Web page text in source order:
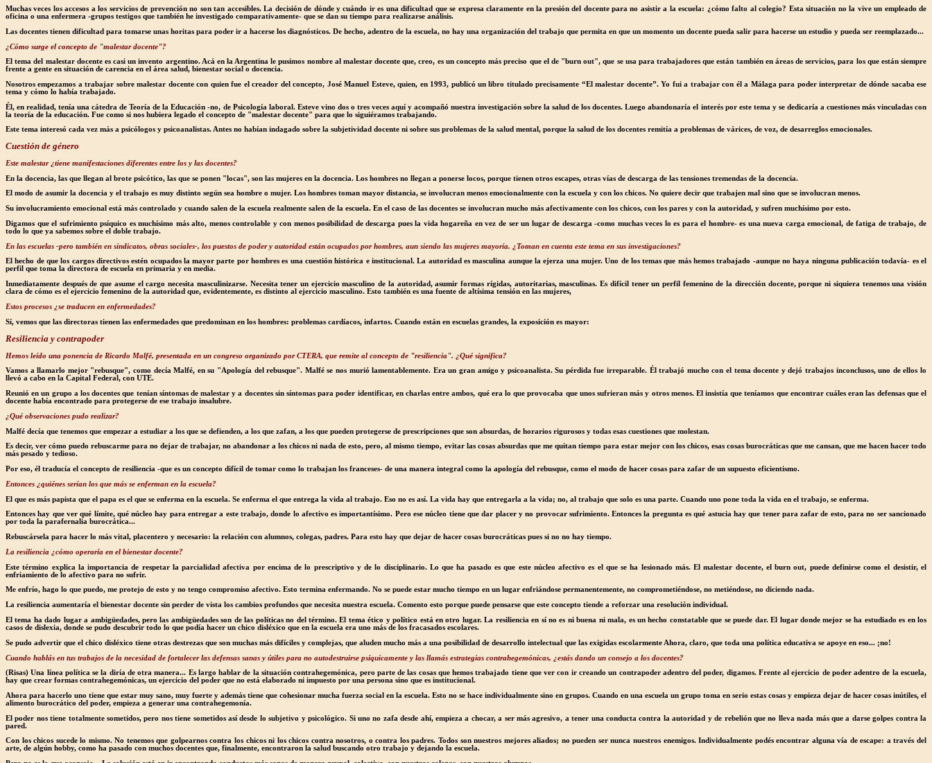
Muchas veces los accesos a los servicios de prevención no son tan accesibles. La decisión de dónde y cuándo ir es una dificultad que se expresa claramente en la presión del docente para no asistir a la escuela: ¿cómo falto al colegio? Esta situación no la vive un empleado de
oficina o una enfermera -grupos testigos que también he investigado comparativamente- que se dan su tiempo para realizarse análisis.
Las docentes tienen dificultad para tomarse unas horitas para poder ir a hacerse los diagnósticos. De hecho, adentro de la escuela, no hay una organización del trabajo que permita en que un momento un docente pueda salir para hacerse un estudio y pueda ser reemplazado...
¿Cómo surge el concepto de "malestar docente"?
El tema del malestar docente es casi un invento argentino. Acá en la Argentina le pusimos nombre al malestar docente que, creo, es un concepto más preciso que el de "burn out", que se usa para trabajadores que están también en áreas de servicios, para los que están siempre
frente a gente en situación de carencia en el área salud, bienestar social o docencia.
Nosotros empezamos a trabajar sobre malestar docente con quien fue el creador del concepto, José Manuel Esteve, quien, en 1993, publicó un libro titulado precisamente “El malestar docente”. Yo fui a trabajar con él a Málaga para poder interpretar de dónde sacaba ese
tema y cómo lo había trabajado.
Él, en realidad, tenía una cátedra de Teoría de la Educación -no, de Psicología laboral. Esteve vino dos o tres veces aquí y acompañó nuestra investigación sobre la salud de los docentes. Luego abandonaría el interés por este tema y se dedicaría a cuestiones más vinculadas con
la teoría de la educación. Fue como si nos hubiera legado el concepto de "malestar docente" para que lo siguiéramos trabajando.
Este tema interesó cada vez más a psicólogos y psicoanalistas. Antes no habían indagado sobre la subjetividad docente ni sobre sus problemas de la salud mental, porque la salud de los docentes remitía a problemas de várices, de voz, de desarreglos emocionales.
Cuestión de género
Este malestar ¿tiene manifestaciones diferentes entre los y las docentes?
En la docencia, las que llegan al brote psicótico, las que se ponen "locas", son las mujeres en la docencia. Los hombres no llegan a ponerse locos, porque tienen otros escapes, otras vías de descarga de las tensiones tremendas de la docencia.
El modo de asumir la docencia y el trabajo es muy distinto según sea hombre o mujer. Los hombres toman mayor distancia, se involucran menos emocionalmente con la escuela y con los chicos. No quiere decir que trabajen mal sino que se involucran menos.
Su involucramiento emocional está más controlado y cuando salen de la escuela realmente salen de la escuela. En el caso de las docentes se involucran mucho más afectivamente con los chicos, con los pares y con la autoridad, y sufren muchísimo por esto.
Digamos que el sufrimiento psíquico es muchísimo más alto, menos controlable y con menos posibilidad de descarga pues la vida hogareña en vez de ser un lugar de descarga -como muchas veces lo es para el hombre- es una nueva carga emocional, de fatiga de trabajo, de
todo lo que ya sabemos sobre el doble trabajo.
En las escuelas -pero también en sindicatos, obras sociales-, los puestos de poder y autoridad están ocupados por hombres, aun siendo las mujeres mayoría. ¿Toman en cuenta este tema en sus investigaciones?
El hecho de que los cargos directivos estén ocupados la mayor parte por hombres es una cuestión histórica e institucional. La autoridad es masculina aunque la ejerza una mujer. Uno de los temas que más hemos trabajado -aunque no haya ninguna publicación todavía- es el
perfil que toma la directora de escuela en primaria y en media.
Inmediatamente después de que asume el cargo necesita masculinizarse. Necesita tener un ejercicio masculino de la autoridad, asumir formas rígidas, autoritarias, masculinas. Es difícil tener un perfil femenino de la dirección docente, porque ni siquiera tenemos una visión
clara de cómo es el ejercicio femenino de la autoridad que, evidentemente, es distinto al ejercicio masculino. Esto también es una fuente de altísima tensión en las mujeres,
Estos procesos ¿se traducen en enfermedades?
Sí, vemos que las directoras tienen las enfermedades que predominan en los hombres: problemas cardíacos, infartos. Cuando están en escuelas grandes, la exposición es mayor:
Resiliencia y contrapoder
Hemos leído una ponencia de Ricardo Malfé, presentada en un congreso organizado por CTERA, que remite al concepto de "resiliencia". ¿Qué significa?
Vamos a llamarlo mejor "rebusque", como decía Malfé, en su "Apología del rebusque". Malfé se nos murió lamentablemente. Era un gran amigo y psicoanalista. Su pérdida fue irreparable. Él trabajó mucho con el tema docente y dejó trabajos inconclusos, uno de ellos lo
llevó a cabo en la Capital Federal, con UTE.
Reunió en un grupo a los docentes que tenían síntomas de malestar y a docentes sin síntomas para poder identificar, en charlas entre ambos, qué era lo que provocaba que unos sufrieran más y otros menos. El insistía que teníamos que encontrar cuáles eran las defensas que el
docente había encontrado para protegerse de ese trabajo insalubre.
¿Qué observaciones pudo realizar?
Malfé decía que tenemos que empezar a estudiar a los que se defienden, a los que zafan, a los que pueden protegerse de prescripciones que son absurdas, de horarios rigurosos y todas esas cuestiones que molestan.
Es decir, ver cómo puedo rebuscarme para no dejar de trabajar, no abandonar a los chicos ni nada de esto, pero, al mismo tiempo, evitar las cosas absurdas que me quitan tiempo para estar mejor con los chicos, esas cosas burocráticas que me cansan, que me hacen hacer todo
más pesado y tedioso.
Por eso, él traducía el concepto de resiliencia -que es un concepto difícil de tomar como lo trabajan los franceses- de una manera integral como la apología del rebusque, como el modo de hacer cosas para zafar de un supuesto eficientismo.
Entonces ¿quiénes serían los que más se enferman en la escuela?
El que es más papista que el papa es el que se enferma en la escuela. Se enferma el que entrega la vida al trabajo. Eso no es así. La vida hay que entregarla a la vida; no, al trabajo que solo es una parte. Cuando uno pone toda la vida en el trabajo, se enferma.
Entonces hay que ver qué límite, qué núcleo hay para entregar a este trabajo, donde lo afectivo es importantísimo. Pero ese núcleo tiene que dar placer y no provocar sufrimiento. Entonces la pregunta es qué astucia hay que tener para zafar de esto, para no ser sancionado
por toda la parafernalia burocrática...
Rebuscársela para hacer lo más vital, placentero y necesario: la relación con alumnos, colegas, padres. Para esto hay que dejar de hacer cosas burocráticas pues si no no hay tiempo.
La resiliencia ¿cómo operaría en el bienestar docente?
Este término explica la importancia de respetar la parcialidad afectiva por encima de lo prescriptivo y de lo disciplinario. Lo que ha pasado es que este núcleo afectivo es el que se ha lesionado más. El malestar docente, el burn out, puede definirse como el desistir, el
enfriamiento de lo afectivo para no sufrir.
Me enfrío, hago lo que puedo, me protejo de esto y no tengo compromiso afectivo. Esto termina enfermando. No se puede estar mucho tiempo en un lugar enfriándose permanentemente, no comprometiéndose, no metiéndose, no diciendo nada.
La resiliencia aumentaría el bienestar docente sin perder de vista los cambios profundos que necesita nuestra escuela. Comento esto porque puede pensarse que este concepto tiende a reforzar una resolución individual.
El tema ha dado lugar a ambigüedades, pero las ambigüedades son de las políticas no del término. El tema ético y político está en otro lugar. La resiliencia en sí no es ni buena ni mala, es un hecho constatable que se puede dar. El lugar donde mejor se ha estudiado es en los
casos de dislexia, donde se pudo descubrir todo lo que podía hacer un chico disléxico que en la escuela era uno más de los fracasados escolares.
Se pudo advertir que el chico disléxico tiene otras destrezas que son muchas más difíciles y complejas, que aluden mucho más a una posibilidad de desarrollo intelectual que las exigidas escolarmente Ahora, claro, que toda una política educativa se apoye en eso... ¡no!
Cuando hablás en tus trabajos de la necesidad de fortalecer las defensas sanas y útiles para no autodestruirse psíquicamente y las llamás estrategias contrahegemónicas, ¿estás dando un consejo a los docentes?
(Risas) Una línea política se la diría de otra manera... Es largo hablar de la situación contrahegemónica, pero parte de las cosas que hemos trabajado tiene que ver con ir creando un contrapoder adentro del poder, digamos. Frente al ejercicio de poder adentro de la escuela,
hay que crear formas contrahegemónicas, un ejercicio del poder que no está elaborado ni impuesto por una persona sino que es institucional.
Ahora para hacerlo uno tiene que estar muy sano, muy fuerte y además tiene que cohesionar mucha fuerza social en la escuela. Esto no se hace individualmente sino en grupos. Cuando en una escuela un grupo toma en serio estas cosas y empieza dejar de hacer cosas inútiles, el
alimento burocrático del poder, empieza a generar una contrahegemonía.
El poder nos tiene totalmente sometidos, pero nos tiene sometidos así desde lo subjetivo y psicológico. Si uno no zafa desde ahí, empieza a chocar, a ser más agresivo, a tener una conducta contra la autoridad y de rebelión que no lleva nada más que a darse golpes contra la
pared.
Con los chicos sucede lo mismo. No tenemos que golpearnos contra los chicos ni los chicos contra nosotros, o contra los padres. Todos son nuestros mejores aliados; no pueden ser nunca nuestros enemigos. Individualmente podés encontrar alguna vía de escape: a través del
arte, de algún hobby, como ha pasado con muchos docentes que, finalmente, encontraron la salud buscando otro trabajo y dejando la escuela.